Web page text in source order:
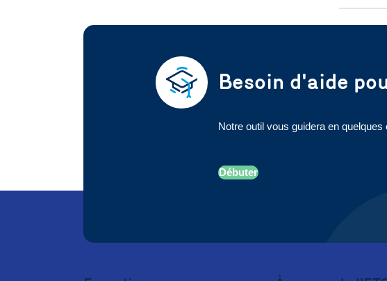
Besoin d'aide
Notre outil vous guidera en quelques
Débuter